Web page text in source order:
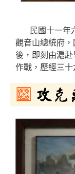
民國十一年六
觀音山總統府
後，即刻由滬
作戰，歷經三十